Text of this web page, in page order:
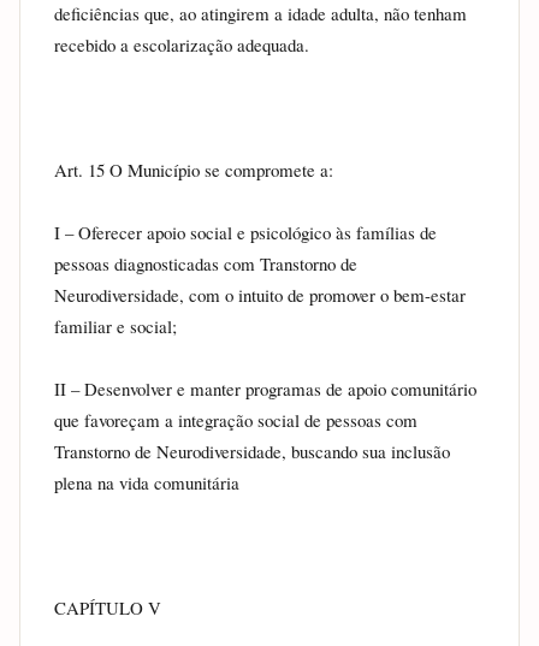
deficiências que, ao atingirem a idade adulta, não tenham
recebido a escolarização adequada.
Art. 15 O Município se compromete a:
I – Oferecer apoio social e psicológico às famílias de
pessoas diagnosticadas com Transtorno de
Neurodiversidade, com o intuito de promover o bem-estar
familiar e social;
II – Desenvolver e manter programas de apoio comunitário
que favoreçam a integração social de pessoas com
Transtorno de Neurodiversidade, buscando sua inclusão
plena na vida comunitária
CAPÍTULO V